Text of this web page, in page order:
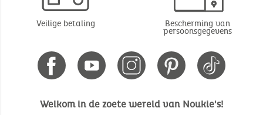
Veilige betaling Bescherming van
persoonsgegevens
Welkom in de zoete wereld van Noukie's!